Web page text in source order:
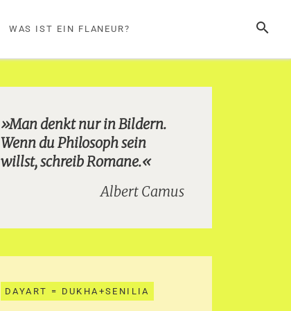
SUCHE
WAS IST EIN FLANEUR?
»Man denkt nur in Bildern.
Wenn du Philosoph sein
willst, schreib Romane.«
Albert Camus
DAYART = DUKHA+SENILIA